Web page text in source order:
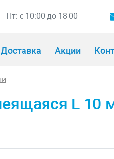
- Пт: с 10:00 до 18:00
Доставка Акции
L 10